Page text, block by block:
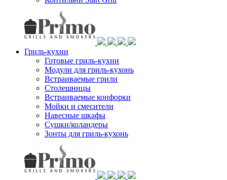
Гриль-кухни
Готовые гриль-кухни
Модули для гриль-кухонь
Встраиваемые грили
Столешницы
Встраиваемые конфорки
Мойки и смесители
Навесные шкафы
Сушки/коландеры
Зонты для гриль-кухонь